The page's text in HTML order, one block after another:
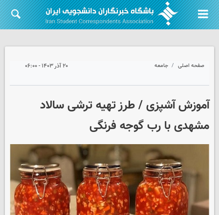
صفحه اصلی جامعه ۲۰ آذر ۱۴۰۳ - ۰۶:۰۰
آموزش آشپزی / طرز تهیه ترشی سالاد
مشهدی با رب گوجه فرنگی